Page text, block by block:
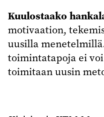
Kuulostaako
motivaation,
uusilla
toimintatapoja ei
toimitaan uusin